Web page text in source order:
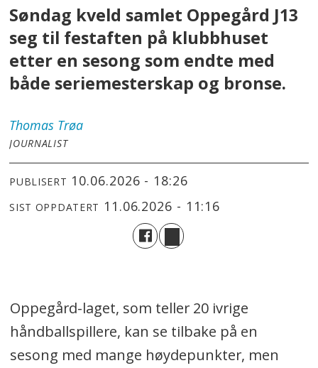
Søndag kveld samlet Oppegård J13
seg til festaften på klubbhuset
etter en sesong som endte med
både seriemesterskap og bronse.
Thomas Trøa
JOURNALIST
PUBLISERT 10.06.2026 - 18:26
SIST OPPDATERT 11.06.2026 - 11:16
Oppegård-laget, som teller 20 ivrige
håndballspillere, kan se tilbake på en
sesong med mange høydepunkter, men